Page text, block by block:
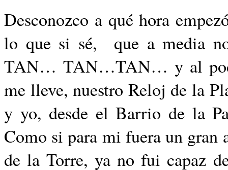
Desconozco a qué hora
lo que si sé, que a media
TAN… TAN…TAN… y al
me lleve, nuestro Reloj de la
y yo, desde el Barrio de la
Como si para mi fuera un
de la Torre, ya no fui capaz